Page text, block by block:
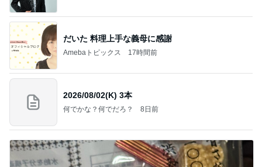
だいた 料理上手な義母に感謝
Amebaトピックス 17時間前
2026/08/02(K) 3本
何でかな？何でだろ？ 8日前